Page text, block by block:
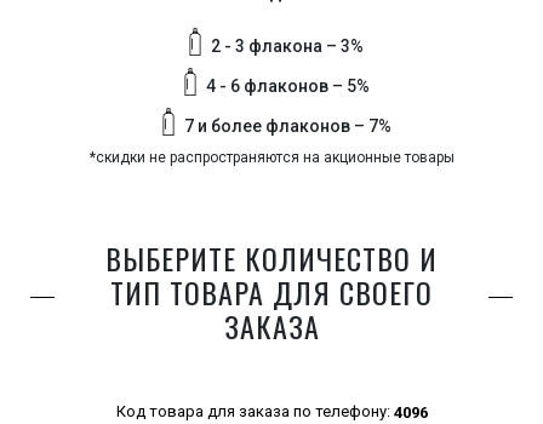
2 - 3 флакона – 3%
4 - 6 флаконов – 5%
7 и более флаконов – 7%
*скидки не распространяются на акционные товары
ВЫБЕРИТЕ КОЛИЧЕСТВО И
ТИП ТОВАРА ДЛЯ СВОЕГО
ЗАКАЗА
Код товара для заказа по телефону: 4096